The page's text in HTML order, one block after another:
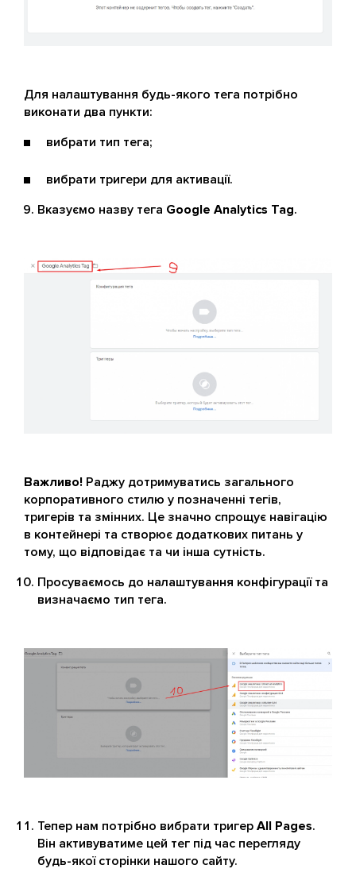
Для налаштування будь-якого тега потрібно
виконати два пункти:
вибрати тип тега;
вибрати тригери для активації.
Вказуємо назву тега Google Analytics Tag.
Важливо! Раджу дотримуватись загального
корпоративного стилю у позначенні тегів,
тригерів та змінних. Це значно спрощує навігацію
в контейнері та створює додаткових питань у
тому, що відповідає та чи інша сутність.
Просуваємось до налаштування конфігурації та
визначаємо тип тега.
Тепер нам потрібно вибрати тригер All Pages.
Він активуватиме цей тег під час перегляду
будь-якої сторінки нашого сайту.